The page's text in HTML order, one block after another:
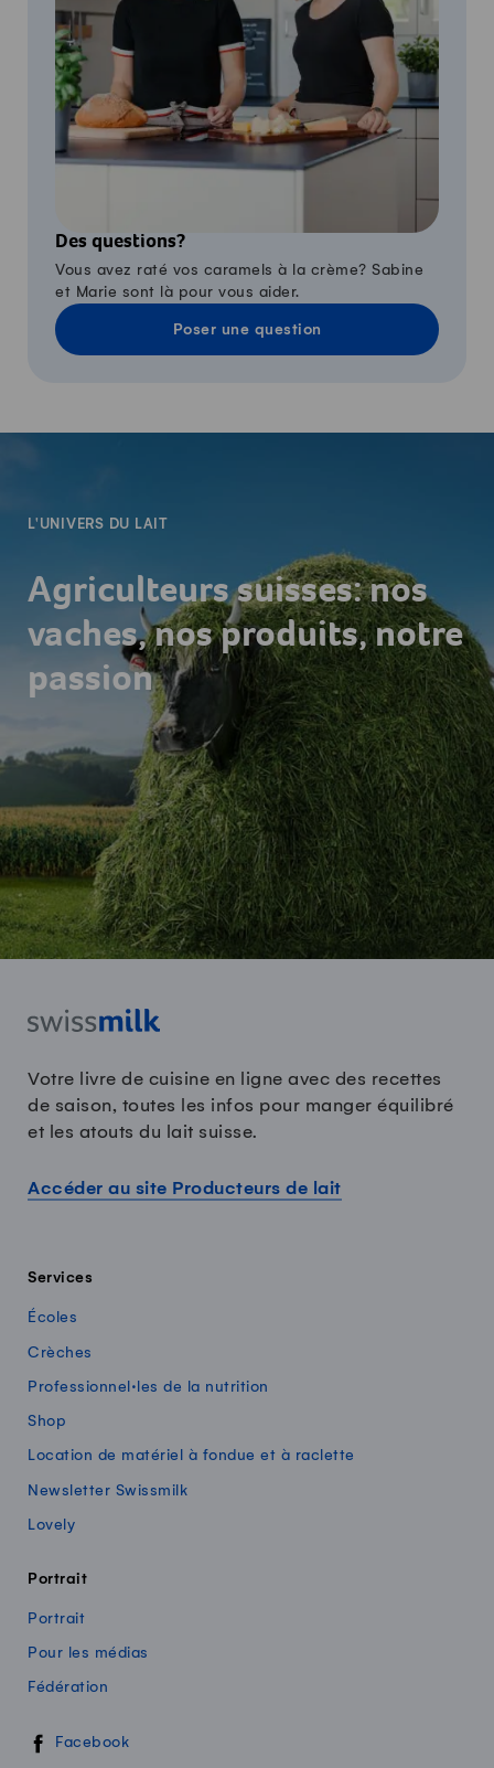
Des questions?
Vous avez raté vos caramels à la crème? Sabine
et Marie sont là pour vous aider.
Poser une question
L'UNIVERS DU LAIT
Agriculteurs suisses: nos
vaches, nos produits, notre
passion
Votre livre de cuisine en ligne avec des recettes
de saison, toutes les infos pour manger équilibré
et les atouts du lait suisse.
Accéder au site Producteurs de lait
Services
Écoles
Crèches
Professionnel·les de la nutrition
Shop
Location de matériel à fondue et à raclette
Newsletter Swissmilk
Lovely
Portrait
Portrait
Pour les médias
Fédération
Swissmilk sur les réseaux sociaux
Facebook